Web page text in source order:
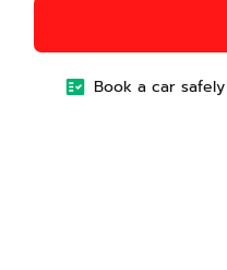
Book a car